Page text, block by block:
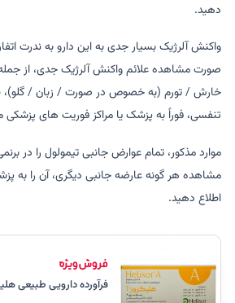
دهید.
واکنش آلرژیک بسیار جدی به این دارو به ندرت
صورت مشاهده علائم واکنش آلرژیک جدی، از
خارش / تورم (به خصوص در صورت / زبان /
تنفسی، فوراً به پزشک یا مراکز فوریت های پزشکی
موارد مذکور، تمام عوارض جانبی تیمولول را در
مشاهده هر گونه عارضه جانبی دیگری، آن را به
اطلاع دهید.
فرآورده دارویی طبیعی